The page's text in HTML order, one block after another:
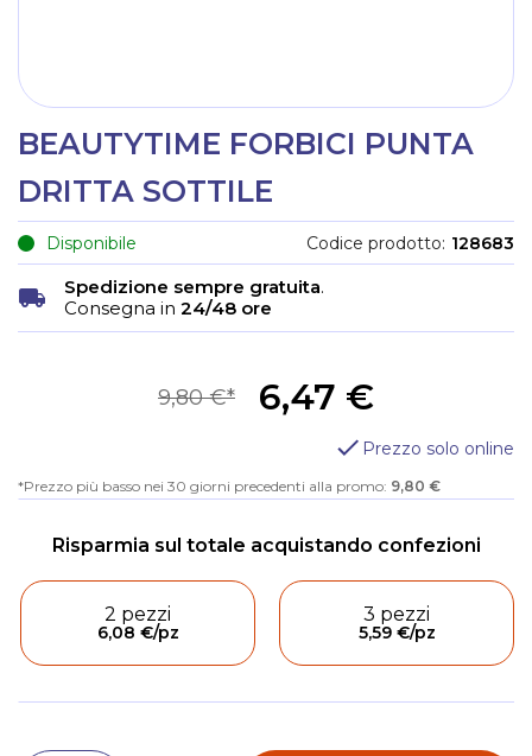
BEAUTYTIME FORBICI PUNTA
DRITTA SOTTILE
Disponibile Codice prodotto 128683
Spedizione sempre gratuita.
Consegna in 24/48 ore
6,47 €
9,80 €
Prezzo solo online
Prezzo più basso nei 30 giorni precedenti alla promo: 9,80 €
2 pezzi
6,08 €/pz
3 pezzi
5,59 €/pz